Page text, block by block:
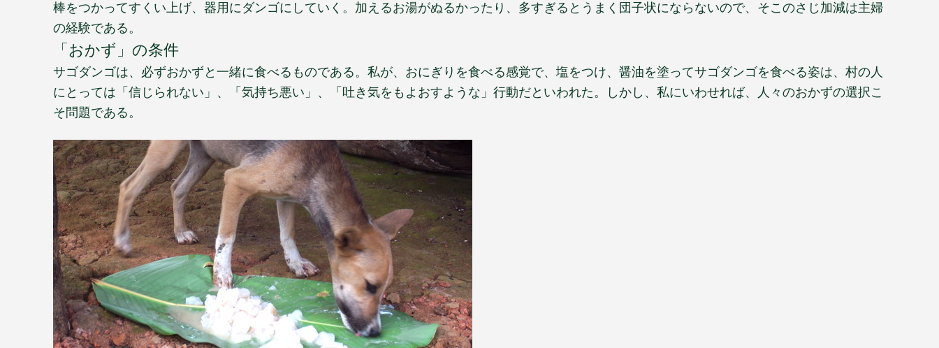
棒をつかってすくい上げ、器用にダンゴにしていく。加えるお湯がぬるかったり、多すぎるとうまく団子状にならないので、そこのさじ加減は主婦
の経験である。
「おかず」の条件
サゴダンゴは、必ずおかずと一緒に食べるものである。私が、おにぎりを食べる感覚で、塩をつけ、醤油を塗ってサゴダンゴを食べる姿は、村の人
にとっては「信じられない」、「気持ち悪い」、「吐き気をもよおすような」行動だといわれた。しかし、私にいわせれば、人々のおかずの選択こ
そ問題である。